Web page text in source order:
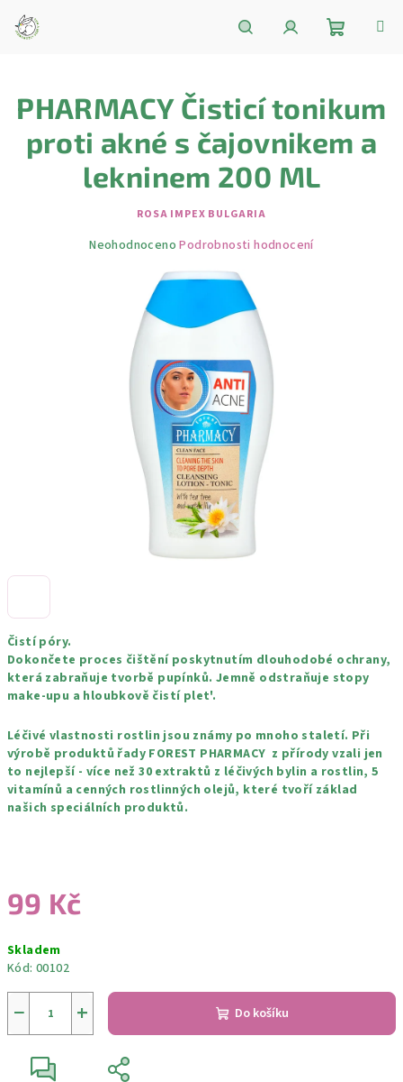
obsah
košík
Čistí póry.
Dokončete proces čištění poskytnutím dlouhodobé ochrany,
která zabraňuje tvorbě pupínků. Jemně odstraňuje stopy
make-upu a hloubkově čistí plet'.
Léčivé vlastnosti rostlin jsou známy po mnoho staletí. Při
výrobě produktů řady FOREST PHARMACY z přírody vzali jen
to nejlepší - více než 30 extraktů z léčivých bylin a rostlin, 5
vitamínů a cenných rostlinných olejů, které tvoří základ
našich speciálních produktů.
99 Kč
cena:
Skladem
Kód: 00102
+
− Do košíku
PHARMACY Čisticí tonikum
proti akné s čajovnikem a
lekninem 200 ML
ROSA IMPEX BULGARIA
Průměrné
hvězdiček.
Neohodnoceno Podrobnosti hodnocení